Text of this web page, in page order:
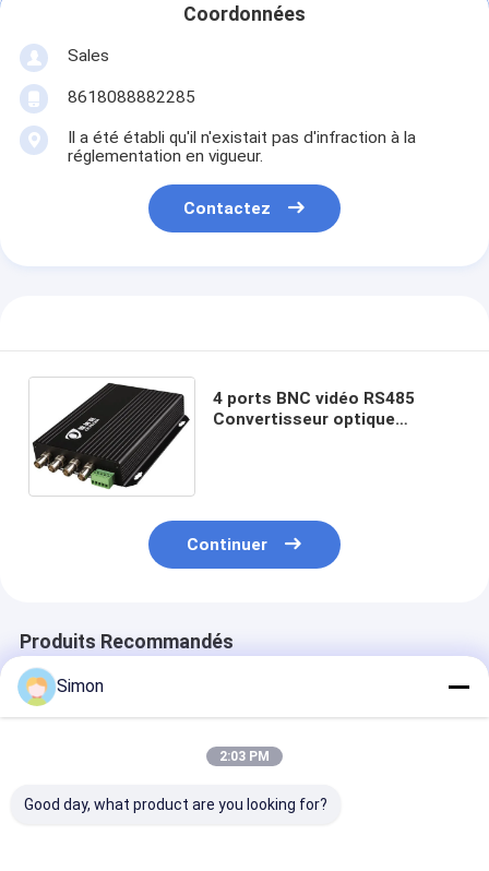
Coordonnées
Sales
8618088882285
Il a été établi qu'il n'existait pas d'infraction à la
réglementation en vigueur.
Contactez
4 ports BNC vidéo RS485
Convertisseur optique
Continuer
Produits Recommandés
Simon
2:03 PM
Good day, what product are you looking for?